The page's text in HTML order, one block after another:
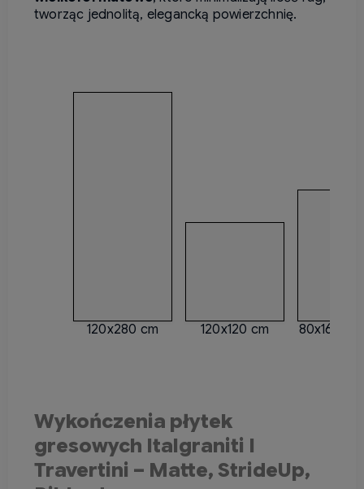
tworząc jednolitą, elegancką powierzchnię.
120x280 cm 120x120 cm 80x160 cm
Wykończenia płytek
gresowych Italgraniti I
Travertini – Matte, StrideUp,